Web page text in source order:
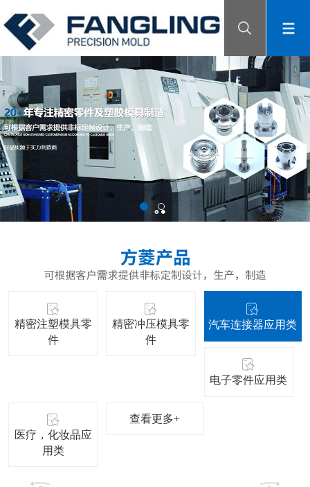
精密注塑模具零
件
精密冲压模具零
件
汽车连接器应用类
电子零件应用类
医疗，化妆品应
用类
查看更多+